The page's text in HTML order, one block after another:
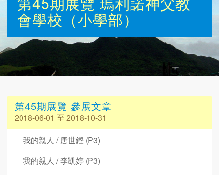
會學校（小學部）
第45期展覽 參展文章
2018-06-01 至 2018-10-31
我的親人 / 唐世鏗 (P3)
我的親人 / 李凱婷 (P3)